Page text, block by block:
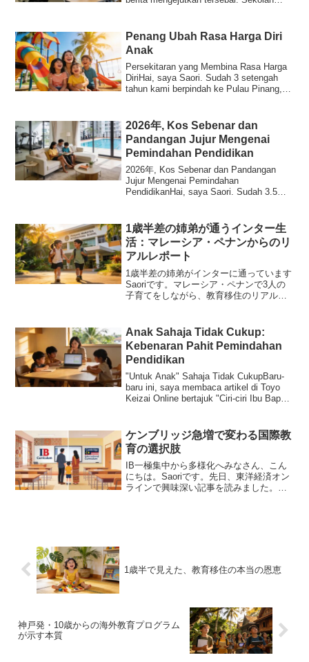
Penang Ubah Rasa Harga Diri
Anak
Persekitaran yang Membina Rasa Harga
DiriHai, saya Saori. Sudah 3 setengah
tahun kami berpindah ke Pulau Pinang,
2026年, Kos Sebenar dan
Pandangan Jujur Mengenai
Pemindahan Pendidikan
2026年, Kos Sebenar dan Pandangan
Jujur Mengenai Pemindahan
PendidikanHai, saya Saori. Sudah 3.5
1歳半差の姉弟が通うインター生
活：マレーシア・ペナンからのリ
アルレポート
1歳半差の姉弟がインターに通っています
Saoriです。マレーシア・ペナンで3人の
子育てをしながら、教育移住のリアルを
2020年生まれで年長クラス。1歳半差...
Anak Sahaja Tidak Cukup:
Kebenaran Pahit Pemindahan
Pendidikan
"Untuk Anak" Sahaja Tidak CukupBaru-
baru ini, saya membaca artikel di Toyo
Keizai Online bertajuk "Ciri-ciri Ibu Bapa
ケンブリッジ急増で変わる国際教
育の選択肢
IB一極集中から多様化へみなさん、こん
にちは。Saoriです。先日、東洋経済オン
ラインで興味深い記事を読みました。日
1歳半で見えた、教育移住の本当の恩恵
神戸発・10歳からの海外教育プログラム
が示す本質